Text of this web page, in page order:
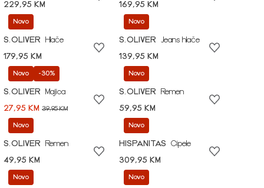
229,95 KM
169,95 KM
Novo
S.OLIVER
Hlače
179,95 KM
Novo
S.OLIVER
Jeans hlače
139,95 KM
Novo -30%
S.OLIVER
Majica
27,95 KM 39,95 KM
Novo
S.OLIVER
Remen
59,95 KM
Novo
S.OLIVER
Remen
49,95 KM
Novo
HISPANITAS
Cipele
309,95 KM
Novo Novo